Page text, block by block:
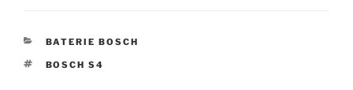
RUBRIKY
BATERIE BOSCH
ŠTÍTKY
BOSCH S4